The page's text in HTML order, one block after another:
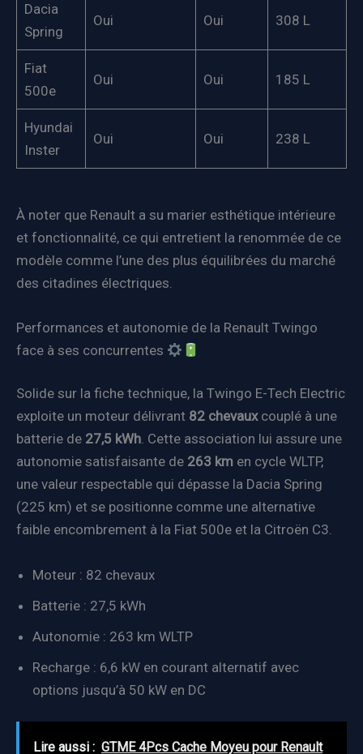
Dacia
Spring
Oui Oui 308 L
Fiat
500e
Oui Oui 185 L
Hyundai
Inster
Oui Oui 238 L
À noter que Renault a su marier esthétique intérieure
et fonctionnalité, ce qui entretient la renommée de ce
modèle comme l’une des plus équilibrées du marché
des citadines électriques.
Performances et autonomie de la Renault Twingo
face à ses concurrentes
Solide sur la fiche technique, la Twingo E-Tech Electric
exploite un moteur délivrant 82 chevauxcouplé à une
batterie de 27,5 kWh. Cette association lui assure une
autonomie satisfaisante de 263 km en cycle WLTP,
une valeur respectable qui dépasse la Dacia Spring
(225 km) et se positionne comme une alternative
faible encombrement à la Fiat 500e et la Citroën C3.
Moteur : 82 chevaux
Batterie : 27,5 kWh
Autonomie : 263 km WLTP
Recharge : 6,6 kW en courant alternatif avec
options jusqu’à 50 kW en DC
Lire aussi : GTME 4Pcs Cache Moyeu pour Renault